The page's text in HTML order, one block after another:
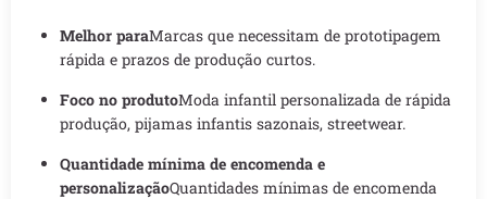
Melhor paraMarcas que necessitam de prototipagem
rápida e prazos de produção curtos.
Foco no produtoModa infantil personalizada de rápida
produção, pijamas infantis sazonais, streetwear.
Quantidade mínima de encomenda e
personalizaçãoQuantidades mínimas de encomenda